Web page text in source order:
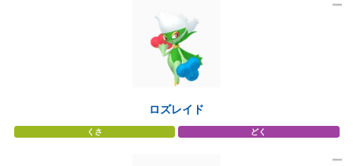
ロズレイド
くさ どく